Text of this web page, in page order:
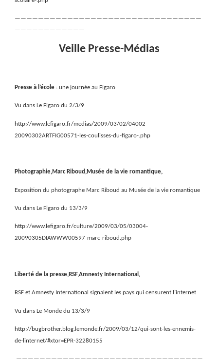
————————————————————————————————
————————————
Veille Presse-Médias
Presse à l’école : une journée au Figaro
Vu dans Le Figaro du 2/3/9
http://www.lefigaro.fr/medias/2009/03/02/04002-
20090302ARTFIG00571-les-coulisses-du-figaro-.php
Photographie,Marc Riboud,Musée de la vie romantique,
Exposition du photographe Marc Riboud au Musée de la vie romantique
Vu dans Le Figaro du 13/3/9
http://www.lefigaro.fr/culture/2009/03/05/03004-
20090305DIAWWW00597-marc-riboud.php
Liberté de la presse,RSF,Amnesty International,
RSF et Amnesty International signalent les pays qui censurent l’internet
Vu dans Le Monde du 13/3/9
http://bugbrother.blog.lemonde.fr/2009/03/12/qui-sont-les-ennemis-
de-linternet/#xtor=EPR-32280155
————————————————————————————————